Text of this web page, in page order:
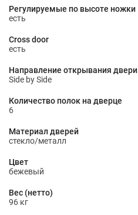
Регулируемые по высоте ножки
есть
Cross door
есть
Направление открывания двери
Side by Side
Количество полок на дверце
6
Материал дверей
стекло/металл
Цвет
бежевый
Вес (нетто)
96 кг